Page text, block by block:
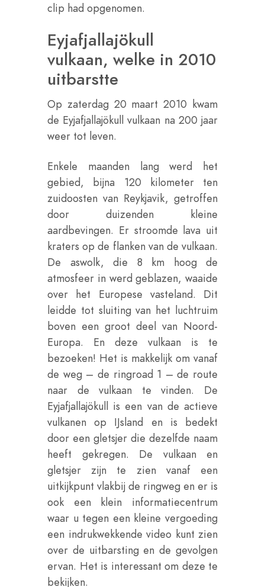
clip had opgenomen.
Eyjafjallajökull
vulkaan, welke in 2010
uitbarstte
Op zaterdag 20 maart 2010 kwam
de Eyjafjallajökull vulkaan na 200 jaar
weer tot leven.
Enkele maanden lang werd het
gebied, bijna 120 kilometer ten
zuidoosten van Reykjavik, getroffen
door duizenden kleine
aardbevingen. Er stroomde lava uit
kraters op de flanken van de vulkaan.
De aswolk, die 8 km hoog de
atmosfeer in werd geblazen, waaide
over het Europese vasteland. Dit
leidde tot sluiting van het luchtruim
boven een groot deel van Noord-
Europa. En deze vulkaan is te
bezoeken! Het is makkelijk om vanaf
de weg – de ringroad 1 – de route
naar de vulkaan te vinden. De
Eyjafjallajökull is een van de actieve
vulkanen op IJsland en is bedekt
door een gletsjer die dezelfde naam
heeft gekregen. De vulkaan en
gletsjer zijn te zien vanaf een
uitkijkpunt vlakbij de ringweg en er is
ook een klein informatiecentrum
waar u tegen een kleine vergoeding
een indrukwekkende video kunt zien
over de uitbarsting en de gevolgen
ervan. Het is interessant om deze te
bekijken.